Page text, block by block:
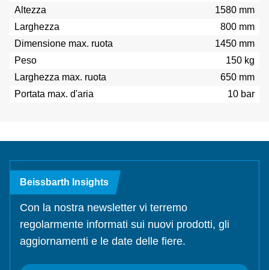
Altezza
1580 mm
Larghezza
800 mm
Dimensione max. ruota
1450 mm
Peso
150 kg
Larghezza max. ruota
650 mm
Portata max. d'aria
10 bar
Beissbarth Insights
Con la nostra newsletter vi terremo
regolarmente informati sui nuovi prodotti, gli
aggiornamenti e le date delle fiere.